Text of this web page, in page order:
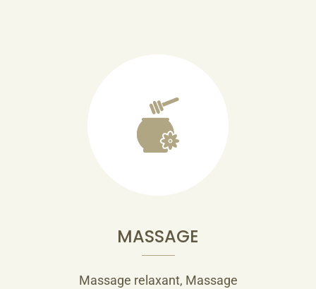
MASSAGE
Massage relaxant, Massage